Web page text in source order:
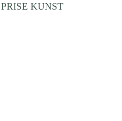
KUNST